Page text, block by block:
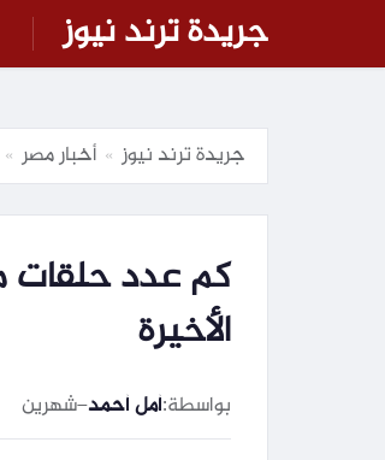
جريدة ترند نيوز
جريدة ترند نيوز » أخبار مصر »
كم عدد حلقات
الأخيرة
بواسطة:أمل أحمد–شهرين